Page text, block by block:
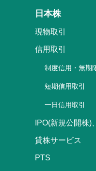
日本株
現物取引
信用取引
制度信用・無期
短期信用取引
一日信用取引
IPO(新規公開株)
貸株サービス
PTS